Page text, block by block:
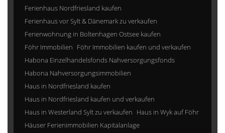
Ferienhaus Nordfriesland kaufen
Ferienhaus vor Sylt & Dänemark zu verkaufen
Ferienwohnung in Boltenhagen Ostsee kaufen
Föhr Immobilien Föhr Immobilien kaufen und verkaufen
Habona Einzelhandelsfonds Nahversorgungsfonds
Habona Nahversorgungsimmobilien
Haus in Nordfriesland kaufen
Haus in Nordfriesland kaufen und verkaufen
Haus in Westerland Sylt zu verkaufen Haus in Wyk auf Föhr
Häuser Ferienimmobilien Kapitalanlage